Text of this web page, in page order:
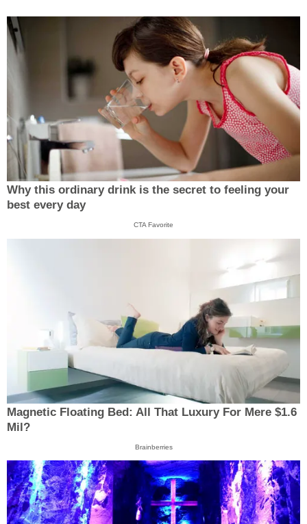
Why this ordinary drink is the secret to feeling your
best every day
CTA Favorite
Magnetic Floating Bed: All That Luxury For Mere $1.6
Mil?
Brainberries